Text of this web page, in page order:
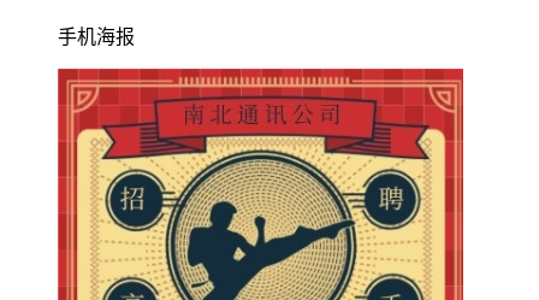
手机海报